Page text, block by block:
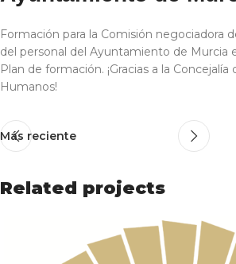
Formación para la Comisión negociadora
del personal del Ayuntamiento de Murcia
Plan de formación. ¡Gracias a la Concejalía
Humanos!
Más reciente
Related projects